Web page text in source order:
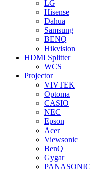
LG
Hisense
Dahua
Samsung
BENQ
Hikvision
HDMI Splitter
WCS
Projector
VIVTEK
Optoma
CASIO
NEC
Epson
Acer
Viewsonic
BenQ
Gygar
PANASONIC